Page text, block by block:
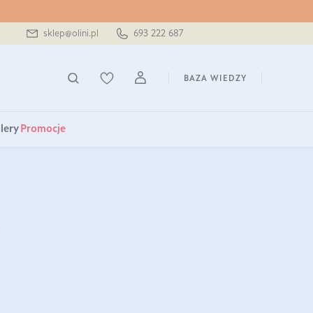
sklep@olini.pl 693 222 687
BAZA WIEDZY
Promocje